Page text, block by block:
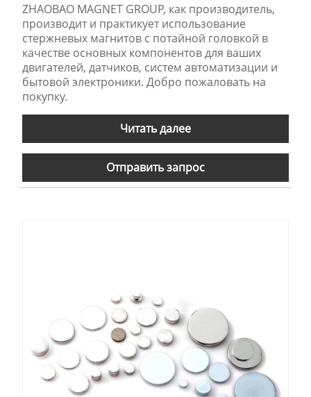
ZHAOBAO MAGNET GROUP, как производитель,
производит и практикует использование
стержневых магнитов с потайной головкой в ​​
качестве основных компонентов для ваших
двигателей, датчиков, систем автоматизации и
бытовой электроники. Добро пожаловать на
покупку.
Читать далее
Отправить запрос